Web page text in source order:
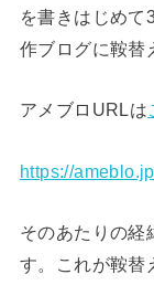
を書きはじめて
作ブログに鞍替
アメブロURLは
https://
そのあたりの経
す。これが鞍替